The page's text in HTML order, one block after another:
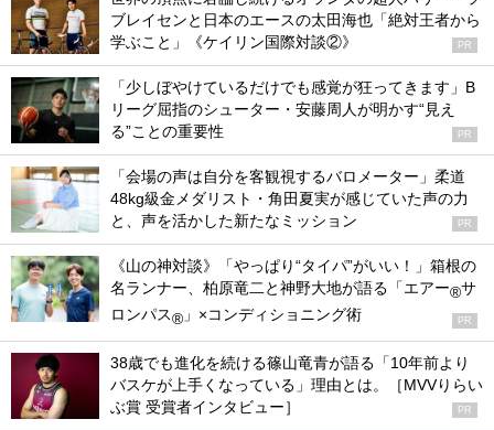
ブレイセンと日本のエースの太田海也「絶対王者から
学ぶこと」《ケイリン国際対談②》
PR
「少しぼやけているだけでも感覚が狂ってきます」B
リーグ屈指のシューター・安藤周人が明かす“見え
る”ことの重要性
PR
「会場の声は自分を客観視するバロメーター」柔道
48kg級金メダリスト・角田夏実が感じていた声の力
と、声を活かした新たなミッション
PR
《山の神対談》「やっぱり“タイパ”がいい！」箱根の
名ランナー、柏原竜二と神野大地が語る「エアー®サ
ロンパス® 」×コンディショニング術 PR
38歳でも進化を続ける篠山竜青が語る「10年前より
バスケが上手くなっている」理由とは。［MVVりらい
ぶ賞 受賞者インタビュー］
PR